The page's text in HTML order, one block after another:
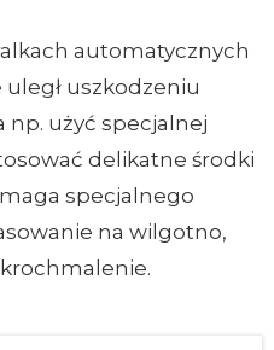
automatycznych
uległ uszkodzeniu
użyć specjalnej
delikatne środki
specjalnego
na wilgotno,